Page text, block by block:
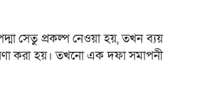
সেতু প্রকল্প নেওয়া হয়, তখন ব্যয়
করা হয়। তখনো এক দফা সমাপনী